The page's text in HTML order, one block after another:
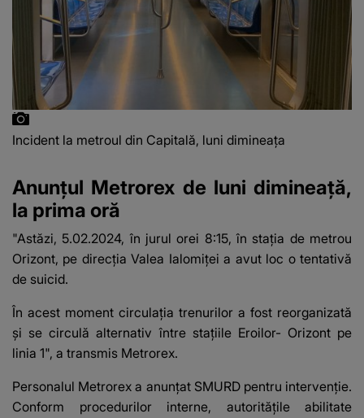
Incident la metroul din Capitală, luni dimineața
Anunțul Metrorex de luni dimineață,
la prima oră
"Astăzi, 5.02.2024, în jurul orei 8:15, în staţia de metrou
Orizont, pe direcţia Valea Ialomiţei a avut loc o tentativă
de suicid.
În acest moment circulaţia trenurilor a fost reorganizată
şi se circulă alternativ între staţiile Eroilor- Orizont pe
linia 1", a transmis Metrorex.
Personalul Metrorex a anunţat SMURD pentru intervenţie.
Conform procedurilor interne, autorităţile abilitate